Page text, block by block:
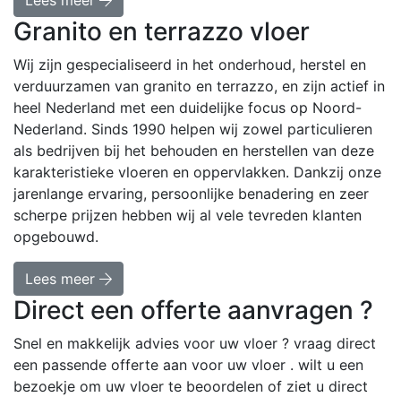
Granito en terrazzo vloer
Wij zijn gespecialiseerd in het onderhoud, herstel en
verduurzamen van granito en terrazzo, en zijn actief in
heel Nederland met een duidelijke focus op Noord-
Nederland. Sinds 1990 helpen wij zowel particulieren
als bedrijven bij het behouden en herstellen van deze
karakteristieke vloeren en oppervlakken. Dankzij onze
jarenlange ervaring, persoonlijke benadering en zeer
scherpe prijzen hebben wij al vele tevreden klanten
opgebouwd.
Lees meer
Direct een offerte aanvragen ?
Snel en makkelijk advies voor uw vloer ? vraag direct
een passende offerte aan voor uw vloer . wilt u een
bezoekje om uw vloer te beoordelen of ziet u direct